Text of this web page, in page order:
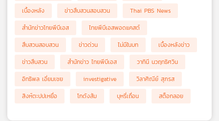
เบื้องหลัง
ข่าวสืบสวนสอบสวน
Thai PBS News
สำนักข่าวไทยพีบีเอส
ไทยพีบีเอสพอดแคสต์
สืบสวนสอบสวน
ข่าวด่วน ไม่มีในบท
เบื้องหลังข่าว
ข่าวสืบสวน
สำนักข่าว ไทยพีบีเอส
วาทินี นวฤทธิศวิน
อิทธิพล เอี่ยมเชย
investigative
วิลาศิณีย์ สุภรส
สิงห์ตะปปเหยื่อ
โกดังส้ม บุหรี่เถื่อน สต็อกลอย